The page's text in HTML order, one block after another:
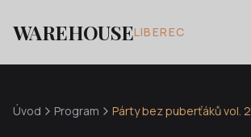
WAREHOUSELIBEREC
Úvod Program Párty bez puberťáků vol. 2